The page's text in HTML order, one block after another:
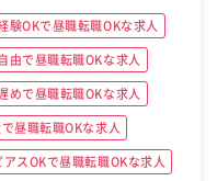
験OKで昼職転職OKな求人
由で昼職転職OKな求人
めで昼職転職OKな求人
昼職転職OKな求人
アスOKで昼職転職OKな求人